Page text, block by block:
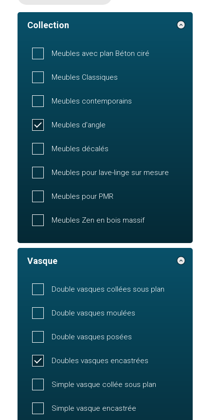
Collection
Meubles avec plan Béton ciré
Meubles Classiques
Meubles contemporains
Meubles d'angle
Meubles décalés
Meubles pour lave-linge sur mesure
Meubles pour PMR
Meubles Zen en bois massif
Vasque
Double vasques collées sous plan
Double vasques moulées
Double vasques posées
Doubles vasques encastrées
Simple vasque collée sous plan
Simple vasque encastrée